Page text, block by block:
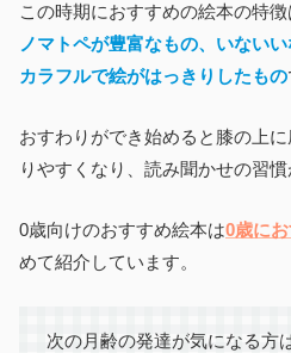
この時期におすすめの絵本の特徴
ノマトペが豊富なもの、いない
カラフルで絵がはっきりしたもの
おすわりができ始めると膝の上
りやすくなり、読み聞かせの習
0歳向けのおすすめ絵本は0歳に
めて紹介しています。
次の月齢の発達が気になる方